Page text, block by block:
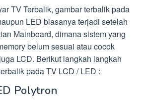
TV Terbalik, gambar terbalik pada
LED biasanya terjadi setelah
Mainboard, dimana sistem yang
belum sesuai atau cocok
LCD. Berikut langkah langkah
pada TV LCD / LED :
Polytron